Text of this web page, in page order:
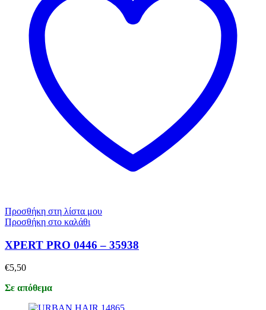
Προσθήκη στη λίστα μου
Προσθήκη στο καλάθι
XPERT PRO 0446 – 35938
€5,50
Σε απόθεμα